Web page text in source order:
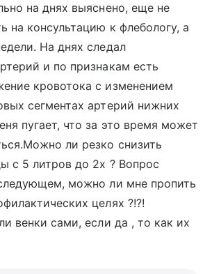
на днях выяснено, еще не
на консультацию к флебологу, а
На днях следал
и по признакам есть
кровотока с изменением
сегментах артерий нижних
пугает, что за это время может
ли резко снизить
с 5 литров до 2х ? Вопрос
можно ли мне пропить
целях ?!?!
венки сами, если да , то как их